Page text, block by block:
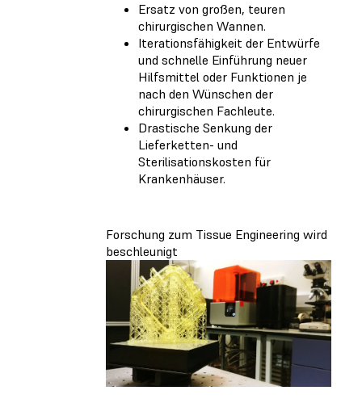
Ersatz von großen, teuren
chirurgischen Wannen.
Iterationsfähigkeit der Entwürfe
und schnelle Einführung neuer
Hilfsmittel oder Funktionen je
nach den Wünschen der
chirurgischen Fachleute.
Drastische Senkung der
Lieferketten- und
Sterilisationskosten für
Krankenhäuser.
Forschung zum Tissue Engineering wird
beschleunigt